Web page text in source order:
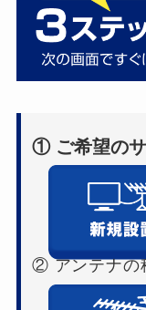
① ご希望の
② アンテナの